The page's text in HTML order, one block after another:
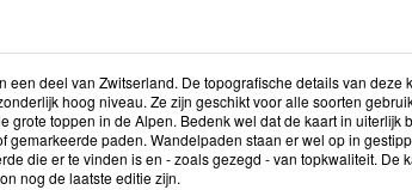
deel van Zwitserland. De topografische details van deze
hoog niveau. Ze zijn geschikt voor alle soorten
grote toppen in de Alpen. Bedenk wel dat de kaart in
gemarkeerde paden. Wandelpaden staan er wel op in
die er te vinden is en - zoals gezegd - van topkwaliteit.
nog de laatste editie zijn.